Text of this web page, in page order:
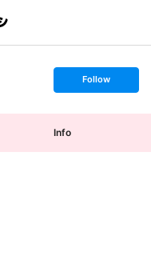
s
t
o
Follow
Info